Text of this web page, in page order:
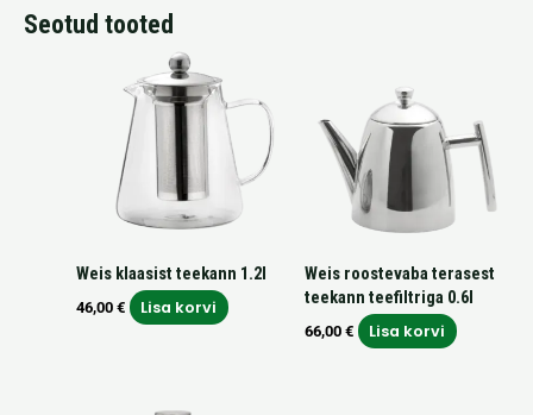
Seotud tooted
Weis klaasist teekann 1.2l
46,00 € Lisa korvi
Weis roostevaba terasest
teekann teefiltriga 0.6l
66,00 € Lisa korvi